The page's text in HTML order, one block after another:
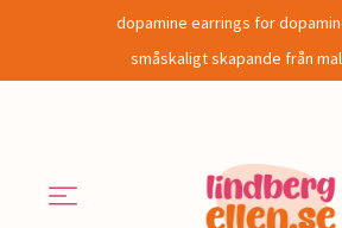
dopamine earrings for
småskaligt skapande från